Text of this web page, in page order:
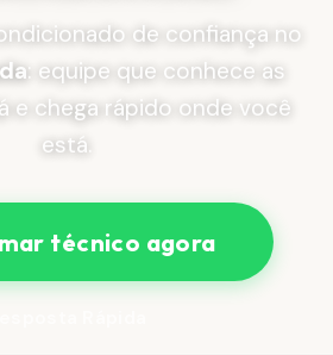
de confiança no
: equipe que conhece as
e chega rápido onde você
está.
técnico agora